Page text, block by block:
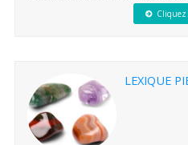
Cliquez
LEXIQUE